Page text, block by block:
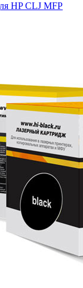
HP CLJ MFP